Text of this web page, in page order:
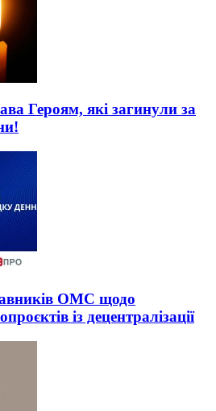
Героям, які загинули за
ОМС щодо
із децентралізації